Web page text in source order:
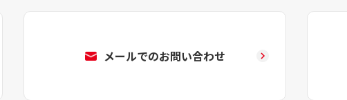
メールでのお問い合わせ